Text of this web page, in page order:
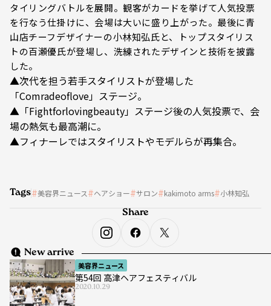
タイリングバトルを展開。観客がカードを挙げて人気投票
を行なう仕掛けに、会場は大いに盛り上がった。最後に青
山店チーフデザイナーの小林知弘氏と、トップスタイリス
トの百瀬優氏が登場し、洗練されたデザインと技術を披露
した。
▲次代を担う若手スタイリストが登場した
「Comradeoflove」ステージ。
▲「Fightforlovingbeauty」ステージ後の人気投票で、会
場の熱気も最高潮に。
▲フィナーレではスタイリストやモデルらが再集合。
Tags 美容界ニュース ヘアショー サロン kakimoto arms 小林知弘
New arrive
美容界ニュース
第54回 高津ヘアフェスティバル
2020.10.29
Share